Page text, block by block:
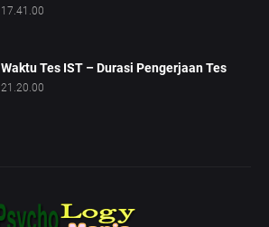
17.41.00
Waktu Tes IST – Durasi Pengerjaan Tes
21.20.00